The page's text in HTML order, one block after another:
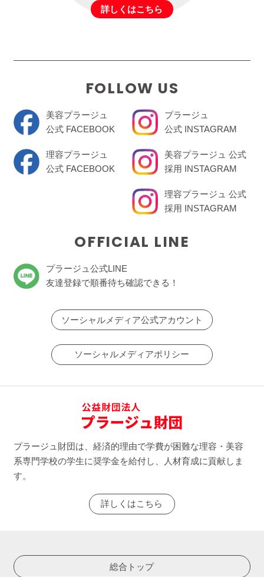
詳しくはこちら
FOLLOW US
美容プラージュ
公式 FACEBOOK
理容プラージュ
公式 FACEBOOK
プラージュ
公式 INSTAGRAM
美容プラージュ 公式
採用 INSTAGRAM
理容プラージュ 公式
採用 INSTAGRAM
OFFICIAL LINE
プラージュ公式LINE
友達登録で順番待ち確認できる！
ソーシャルメディア公式アカウント
ソーシャルメディアポリシー
プラージュ財団は、経済的理由で学費が困難な理容・美容
系専門学校の学生に奨学金を給付し、人材育成に貢献しま
す。
詳しくはこちら
総合トップ